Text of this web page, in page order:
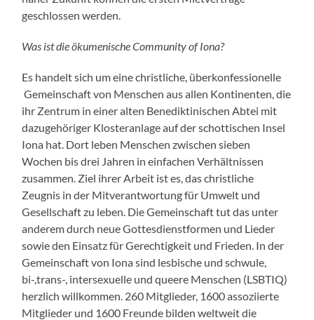
geschlossen werden.
Was ist die ökumenische Community of Iona?
Es handelt sich um eine christliche, überkonfessionelle
Gemeinschaft von Menschen aus allen Kontinenten, die
ihr Zentrum in einer alten Benediktinischen Abtei mit
dazugehöriger Klosteranlage auf der schottischen Insel
Iona hat. Dort leben Menschen zwischen sieben
Wochen bis drei Jahren in einfachen Verhältnissen
zusammen. Ziel ihrer Arbeit ist es, das christliche
Zeugnis in der Mitverantwortung für Umwelt und
Gesellschaft zu leben. Die Gemeinschaft tut das unter
anderem durch neue Gottesdienstformen und Lieder
sowie den Einsatz für Gerechtigkeit und Frieden. In der
Gemeinschaft von Iona sind lesbische und schwule,
bi-,trans-, intersexuelle und queere Menschen (LSBTIQ)
herzlich willkommen. 260 Mitglieder, 1600 assoziierte
Mitglieder und 1600 Freunde bilden weltweit die